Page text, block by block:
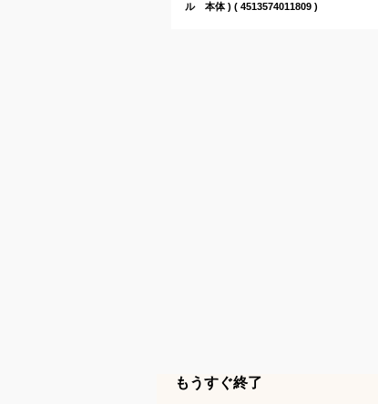
ル 本体 ) ( 4513574011809 )
もうすぐ終了